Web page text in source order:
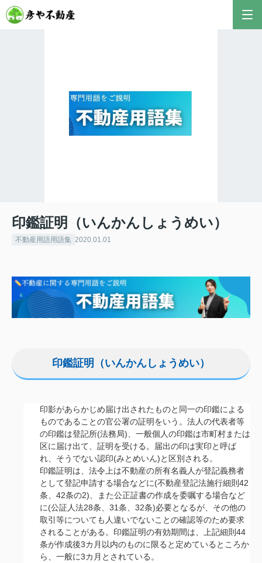
印鑑証明（いんかんしょうめい）
不動産用語用語集 2020.01.01
印鑑証明（いんかんしょうめい）
印影があらかじめ届け出されたものと同一の印鑑による
ものであることの官公署の証明をいう。法人の代表者等
の印鑑は登記所(法務局)、一般個人の印鑑は市町村または
区に届け出て、証明を受ける。届出の印は実印と呼ば
れ、そうでない認印(みとめいん)と区別される。
印鑑証明は、法令上は不動産の所有名義人が登記義務者
として登記申請する場合などに(不動産登記法施行細則42
条、42条の2)、また公正証書の作成を委嘱する場合など
に(公証人法28条、31条、32条)必要となるが、その他の
取引等についても人違いでないことの確認等のため要求
されることがある。印鑑証明の有効期間は、上記細則44
条が作成後3カ月以内のものに限ると定めているところか
ら、一般に3カ月とされている。